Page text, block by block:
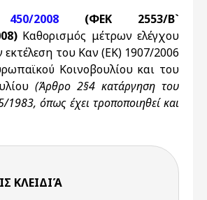
2008 (ΦΕΚ 2553/Β`
Καθορισμός μέτρων ελέγχου
εκτέλεση του Καν (ΕΚ) 1907/2006
Κοινοβουλίου και του
(Άρθρο 2§4 κατάργηση του
1983, όπως έχει τροποποιηθεί και
KΛΕΙΔΙΆ